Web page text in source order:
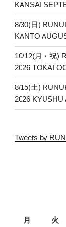
KANSAI
8/30(日)
KANTO
10/12(月・祝)
2026 TOKAI
8/15(土)
2026 KYUSHU
Tweets by
月
火